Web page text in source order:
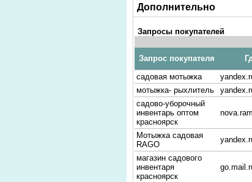
Дополнительно
Запросы покупателей
Запрос покупателя
садовая мотыжка
мотыжка- рыхлитель
садово-уборочный
инвентарь оптом
красноярск
Мотыжка садовая
RAGO
магазин садового
инвентаря
красноярск